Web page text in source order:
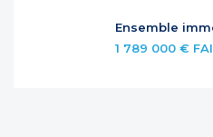
1 789 000 € FAI